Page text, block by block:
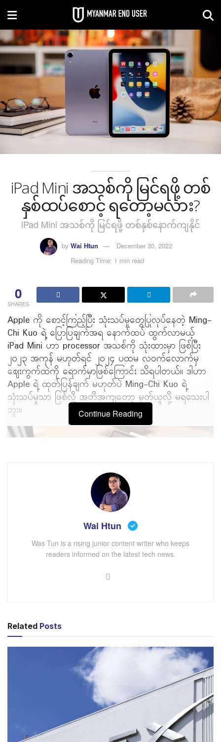
iPad Mini အသစ်ကို မြင်ရဖို့ တစ်
နှစ်ထပ်စောင့် ရတော့မလား?
iPad Mini အသစ်ကို မြင်ရဖို့ တစ်နှစ်နောက်ကျနိုင်
by Wai Htun
December 30, 2022
Reading Time: 1 min read
0
SHARES
Apple ကို စောင့်ကြည့်ပြီး သုံးသပ်မှုတွေပြုလုပ်နေတဲ့ Ming-
Chi Kuo ရဲ့ ပြောပြချက်အရ နောက်ထပ် ထွက်လာမယ့်
iPad Mini ဟာ processor အသစ်ကို သုံးထားမှာ ဖြစ်ပြီး
၂၀၂၃ အကုန် မဟုတ်ရင် ၂၀၂၄ ပထမ လဝက်လောက်မှ
ဈေးကွက်ထဲကို ရောက်မှာဖြစ်ကြောင်း သိရပါတယ်။ ဒါဟာ
Apple ရဲ့ ထုတ်ပြန်ချက် မဟုတ်ပဲ Ming-Chi Kuo ရဲ့
သုံးသပ်မှုသာ ဖြစ်လို့ အတိအကျတော့ မှတ်ယူလို့ မရသေးပါ
ဘူး။
ရှိသေးပါဘူး။ Ming-Chi Kuo ရဲ့ ပြောပြချက်အရ iPad Mini
အသစ်မှာ အဓိကထားပြီး ရောင်းချမှာကတော့ processor
ဖြစ်တယ်လို့ သိရပါတယ်။
ထို့ကြောင့် အသစ် ထွက်လာမယ့် iPad Mini ဟာ လက်ရှိ
iPhone 14 pro မှာ အသုံးပြုထားတဲ့ A16 Bionic chip ကိုပဲ
သုံးထားမလား (သို့မဟုတ်) M-serises chip တွေကိုပဲ သုံး
ထားမလားဆိုတာ ဘယ်သူမှ ခန့်မှန်းလို့ မရသေးပါဘူး။
သေချာတာကတော့ iPad Mini အသစ်ကို မြင်ရဖို့ရန်
Continue Reading
Wai Htun
Was Tun is a rising junior content writer who keeps
readers informed on the latest tech news.
Related Posts